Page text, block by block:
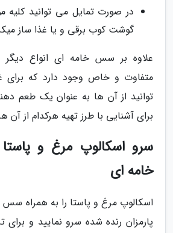
در صورت تمایل می توانید کلیه
گوشت کوب برقی و یا غذا ساز
علاوه بر سس خامه ای انواع
متفاوت و خاص وجود دارد که
توانید از آن ها به عنوان یک طعم
برای آشنایی با طرز تهیه هرکدام از آن
سرو اسکالوپ مرغ و
خامه ای
اسکالوپ مرغ و پاستا را به همراه سس
پارمزان رنده شده سرو نمایید و